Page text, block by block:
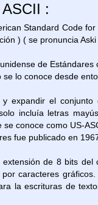
:
Standard Code
) ( se pronuncia Aski
de
lo conoce desde
expandir el
incluía letras
conoce como US-
fue publicado en
de 8 bits
caracteres
la escrituras de